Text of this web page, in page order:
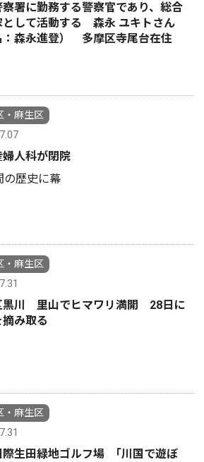
察署に勤務する警察官であり、総合
として活動する 森永 ユキトさん
：森永進登） 多摩区寺尾台在住
・麻生区
婦人科が閉院
の歴史に幕
・麻生区
黒川 里山でヒマワリ満開 28日に
み取る
・麻生区
際生田緑地ゴルフ場 ｢川国で遊ぼ